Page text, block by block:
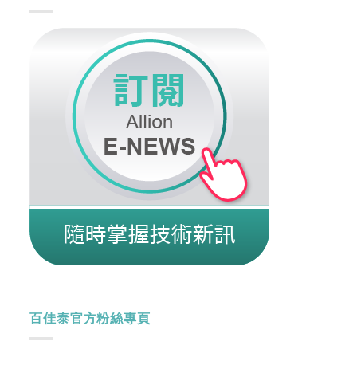
百佳泰官方粉絲專頁